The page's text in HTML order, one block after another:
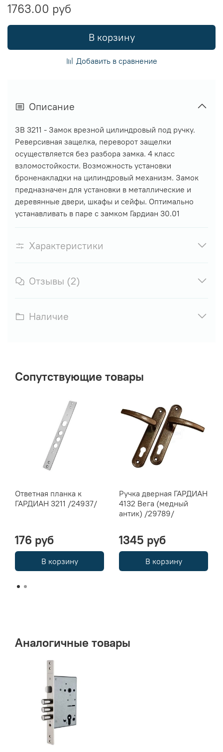
1763.00 руб
В корзину
Добавить в сравнение
Описание
ЗВ 3211 - Замок врезной цилиндровый под ручку.
Реверсивная защелка, переворот защелки
осуществляется без разбора замка. 4 класс
взломостойкости. Возможность установки
броненакладки на цилиндровый механизм. Замок
предназначен для установки в металлические и
деревянные двери, шкафы и сейфы. Оптимально
устанавливать в паре с замком Гардиан 30.01
Характеристики
Отзывы (2)
Наличие
Сопутствующие товары
Ответная планка к
ГАРДИАН 3211 /24937/
176 руб
В корзину
Ручка дверная ГАРДИАН
4132 Вега (медный
антик) /29789/
1345 руб
В корзину
Аналогичные товары